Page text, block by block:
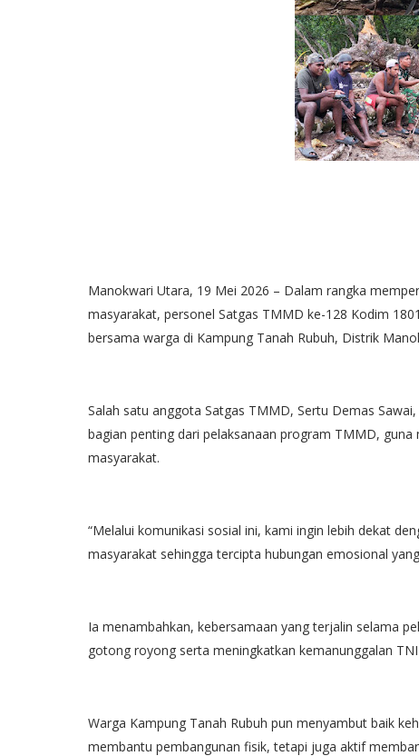
Manokwari Utara, 19 Mei 2026 – Dalam rangka
masyarakat, personel Satgas TMMD ke-128 Kodim
bersama warga di Kampung Tanah Rubuh, Distrik
Salah satu anggota Satgas TMMD, Sertu Demas
bagian penting dari pelaksanaan program TMMD,
masyarakat.
“Melalui komunikasi sosial ini, kami ingin lebih dekat
masyarakat sehingga tercipta hubungan emosional
Ia menambahkan, kebersamaan yang terjalin selama
gotong royong serta meningkatkan kemanunggalan
Warga Kampung Tanah Rubuh pun menyambut baik
membantu pembangunan fisik, tetapi juga aktif